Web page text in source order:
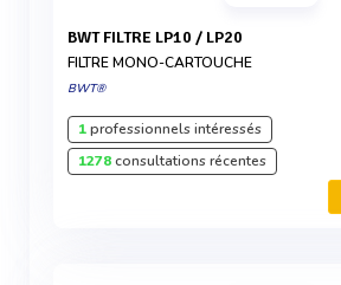
BWT FILTRE LP10 / LP20
FILTRE MONO-CARTOUCHE
BWT®
1professionnels intéressés
1278consultations récentes